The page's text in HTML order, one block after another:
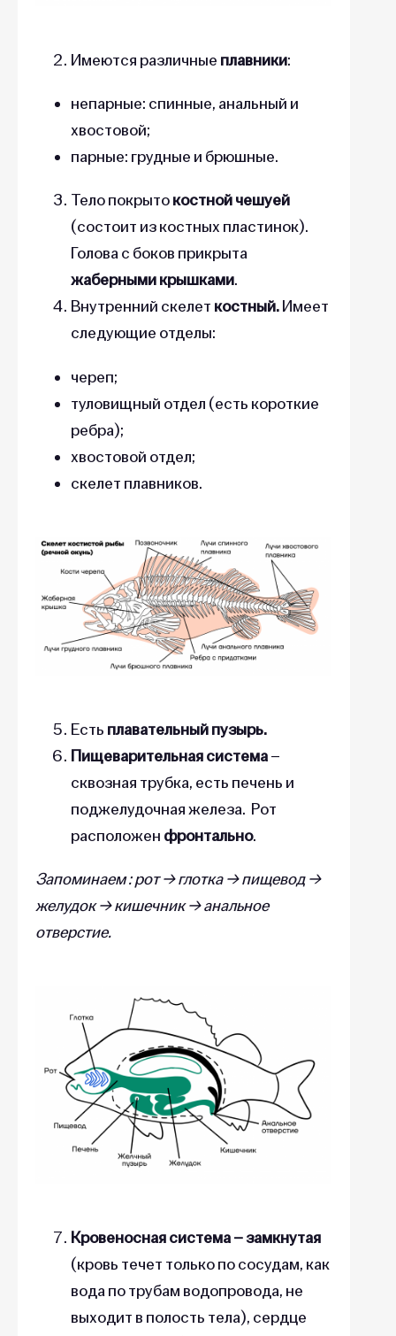
Имеются различные плавники:
непарные: спинные, анальный и
хвостовой;
парные: грудные и брюшные.
Тело покрытокостной чешуей
(состоит из костных пластинок).
Голова с боков прикрыта
жаберными крышками.
Внутренний скелет костный.Имеет
следующие отделы:
череп;
туловищный отдел (есть короткие
ребра);
хвостовой отдел;
скелет плавников.
Есть плавательный пузырь.
Пищеварительная система–
сквозная трубка, есть печень и
поджелудочная железа. Рот
расположен фронтально.
Запоминаем : рот → глотка → пищевод →
желудок → кишечник → анальное
отверстие.
Кровеносная система – замкнутая
(кровь течет только по сосудам, как
вода по трубам водопровода, не
выходит в полость тела), сердце